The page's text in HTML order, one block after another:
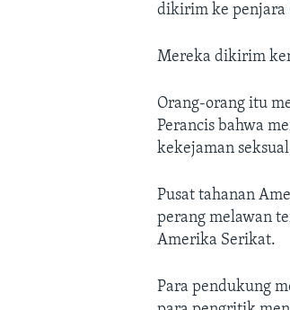
dikirim ke penjara
Mereka dikirim
Orang-orang itu
Perancis bahwa
kekejaman
Pusat tahanan
perang melawan
Amerika Serikat.
Para pendukung